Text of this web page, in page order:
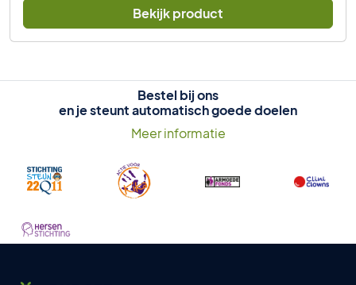
€ 29,95.
is:
€ 19,95.
Bekijk product
Bestel bij ons
en je steunt automatisch goede doelen
Meer informatie